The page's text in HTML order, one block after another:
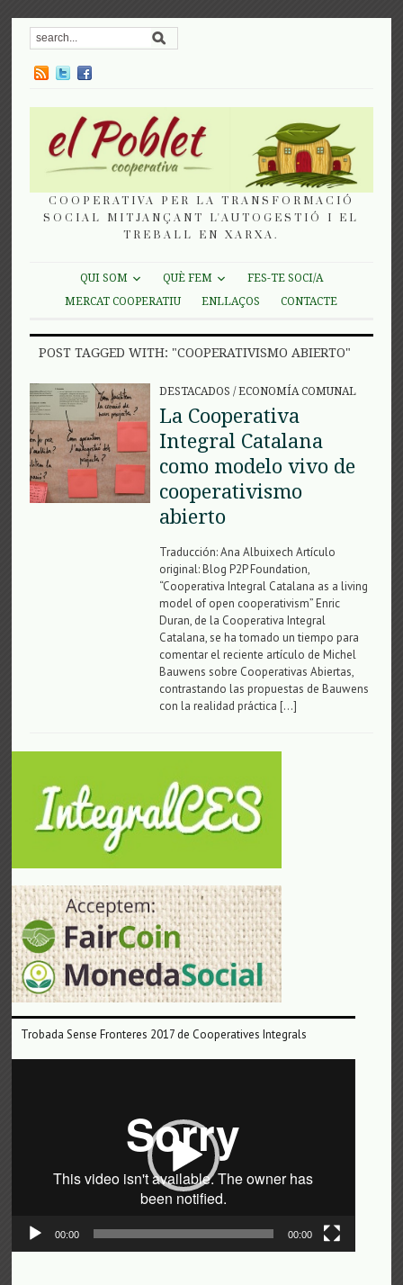
COOPERATIVA PER LA TRANSFORMACIÓ
SOCIAL MITJANÇANT L'AUTOGESTIÓ I EL
TREBALL EN XARXA.
QUI SOM QUÈ FEM
FES-TE SOCI/A
MERCAT COOPERATIU
ENLLAÇOS CONTACTE
POST TAGGED WITH: "COOPERATIVISMO ABIERTO"
DESTACADOS /ECONOMÍA COMUNAL
La Cooperativa
Integral Catalana
como modelo vivo de
cooperativismo
abierto
Traducción: Ana Albuixech Artículo
original: Blog P2P Foundation,
“Cooperativa Integral Catalana as a living
model of open cooperativism” Enric
Duran, de la Cooperativa Integral
Catalana, se ha tomado un tiempo para
comentar el reciente artículo de Michel
Bauwens sobre Cooperativas Abiertas,
contrastando las propuestas de Bauwens
con la realidad práctica […]
Trobada Sense Fronteres 2017 de Cooperatives Integrals
00:00 00:00